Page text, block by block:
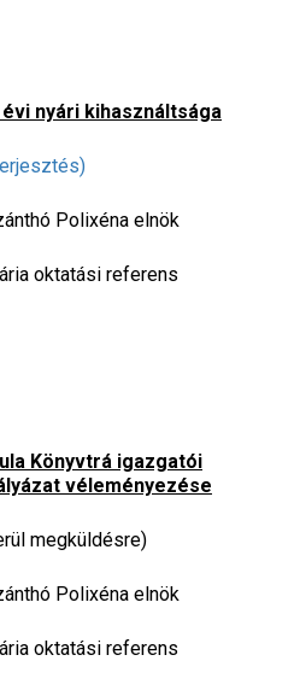
nyári kihasználtsága
Polixéna elnök
oktatási referens
Könyvtrá igazgatói
véleményezése
megküldésre)
Polixéna elnök
oktatási referens